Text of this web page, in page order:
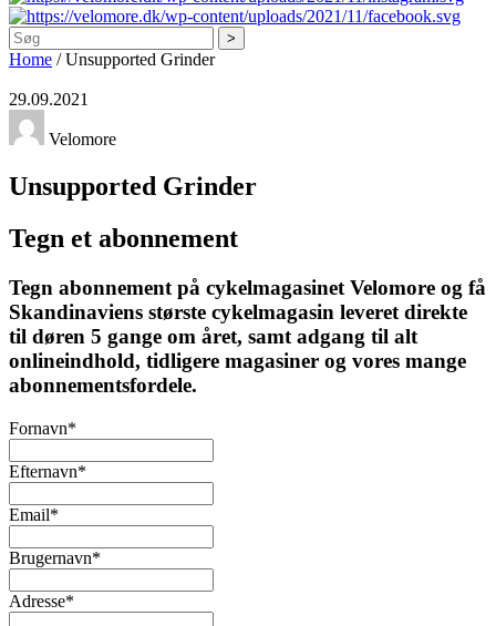
Søg
Home /Unsupported Grinder
29.09.2021
Velomore
Unsupported Grinder
Tegn et abonnement
Tegn abonnement på cykelmagasinet Velomore og få
Skandinaviens største cykelmagasin leveret direkte
til døren 5 gange om året, samt adgang til alt
onlineindhold, tidligere magasiner og vores mange
abonnementsfordele.
Fornavn*
Efternavn*
Email*
Brugernavn*
Adresse*